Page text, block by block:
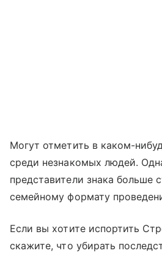
Могут отметить в каком-
среди незнакомых людей.
представители знака больше
семейному формату
Если вы хотите испортить
скажите, что убирать